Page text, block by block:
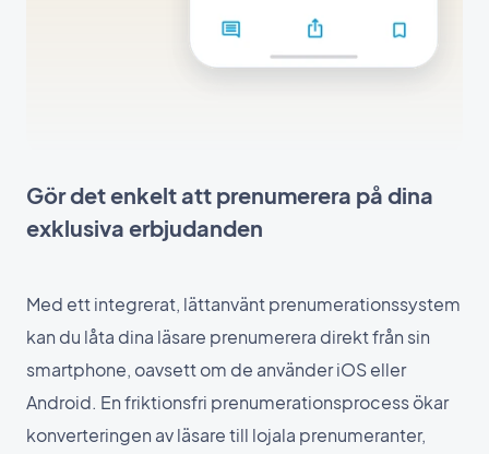
Gör det enkelt att prenumerera på dina
exklusiva erbjudanden
Med ett integrerat, lättanvänt prenumerationssystem
kan du låta dina läsare prenumerera direkt från sin
smartphone, oavsett om de använder iOS eller
Android. En friktionsfri prenumerationsprocess ökar
konverteringen av läsare till lojala prenumeranter,